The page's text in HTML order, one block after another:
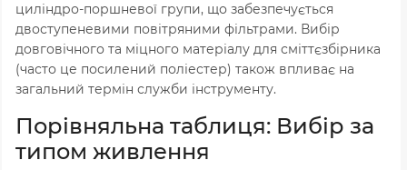
циліндро-поршневої групи, що забезпечується
двоступеневими повітряними фільтрами. Вибір
довговічного та міцного матеріалу для сміттєзбірника
(часто це посилений поліестер) також впливає на
загальний термін служби інструменту.
Порівняльна таблиця: Вибір за
типом живлення